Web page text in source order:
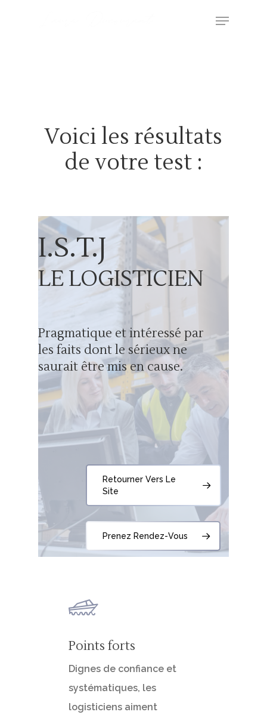
Voici les résultats
de votre test :
I.S.T.J
LE LOGISTICIEN
Pragmatique et intéressé par
les faits dont le sérieux ne
saurait être mis en cause.
Retourner Vers Le
Site
Prenez Rendez-Vous
Points forts
Dignes de confiance et
systématiques, les
logisticiens aiment